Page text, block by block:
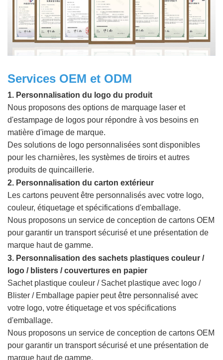
Services OEM et ODM
1. Personnalisation du logo du produit
Nous proposons des options de marquage laser et
d'estampage de logos pour répondre à vos besoins en
matière d'image de marque.
Des solutions de logo personnalisées sont disponibles
pour les charnières, les systèmes de tiroirs et autres
produits de quincaillerie.
2. Personnalisation du carton extérieur
Les cartons peuvent être personnalisés avec votre logo,
couleur, étiquetage et spécifications d'emballage.
Nous proposons un service de conception de cartons OEM
pour garantir un transport sécurisé et une présentation de
marque haut de gamme.
3. Personnalisation des sachets plastiques couleur /
logo / blisters / couvertures en papier
Sachet plastique couleur / Sachet plastique avec logo /
Blister / Emballage papier peut être personnalisé avec
votre logo, votre étiquetage et vos spécifications
d'emballage.
Nous proposons un service de conception de cartons OEM
pour garantir un transport sécurisé et une présentation de
marque haut de gamme.